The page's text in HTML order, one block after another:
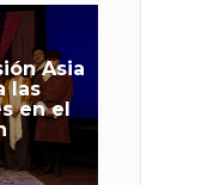
Asia
las
en el